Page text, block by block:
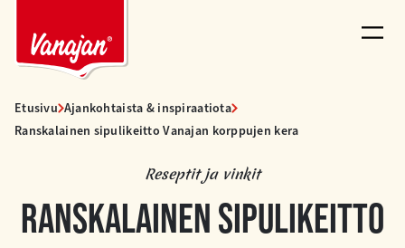
Etusivu Ajankohtaista & inspiraatiota
Ranskalainen sipulikeitto Vanajan korppujen kera
Reseptit ja vinkit
RANSKALAINEN SIPULIKEITTO